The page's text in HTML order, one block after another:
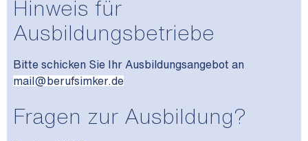
Hinweis für
Ausbildungsbetriebe
Bitte schicken Sie Ihr Ausbildungsangebot an
mail@berufsimker.de
Fragen zur Ausbildung?